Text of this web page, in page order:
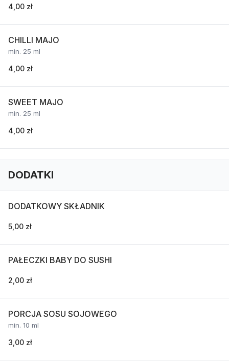
4,00 zł
CHILLI MAJO
min. 25 ml
4,00 zł
SWEET MAJO
min. 25 ml
4,00 zł
DODATKI
DODATKOWY SKŁADNIK
5,00 zł
PAŁECZKI BABY DO SUSHI
2,00 zł
PORCJA SOSU SOJOWEGO
min. 10 ml
3,00 zł